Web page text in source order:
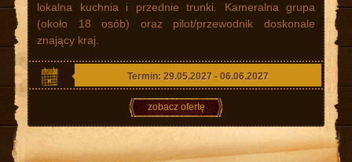
lokalna kuchnia i przednie trunki. Kameralna grupa
(około 18 osób) oraz pilot/przewodnik doskonale
znający kraj.
Termin: 29.05.2027 - 06.06.2027
zobacz ofertę